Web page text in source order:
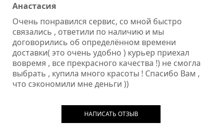
Анастасия
Очень понравился сервис, со мной быстро
связались , ответили по наличию и мы
договорились об определённом времени
доставки( это очень удобно ) курьер приехал
вовремя , все прекрасного качества !) не смогла
выбрать , купила много красоты ! Спасибо Вам ,
что сэкономили мне деньги ))
НАПИСАТЬ ОТЗЫВ